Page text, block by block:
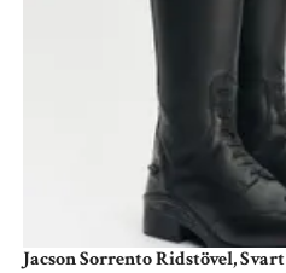
Jacson Sorrento Ridstövel, Svart